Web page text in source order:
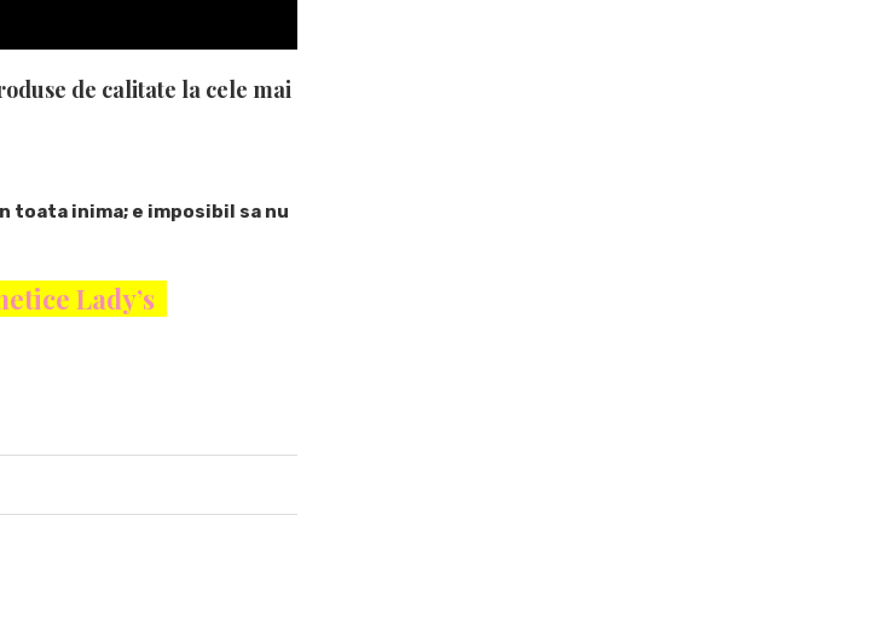
de calitate la cele mai
toata inima; e imposibil sa nu
Lady’s